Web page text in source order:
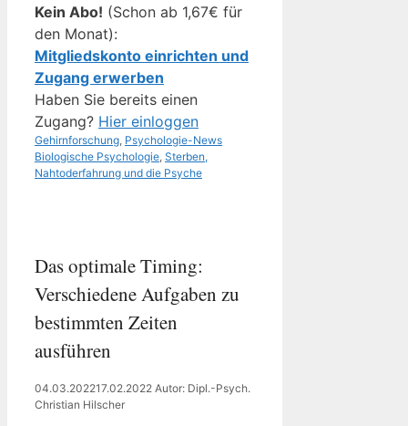
Kein Abo! (Schon ab 1,67€ für
den Monat):
Mitgliedskonto einrichten und
Zugang erwerben
Haben Sie bereits einen
Zugang? Hier einloggen
Kategorien
Gehirnforschung Psychologie-NewsSchlagwörter
Biologische Psychologie Sterben,
Nahtoderfahrung und die Psyche
Das optimale Timing:
Verschiedene Aufgaben zu
bestimmten Zeiten
ausführen
04.03.202217.02.2022 Autor: Dipl.-Psych.
Christian Hilscher